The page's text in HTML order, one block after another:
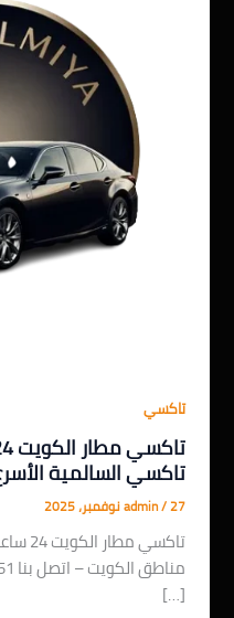
تاكسي
تاكسي السالمية
admin/27 نوفمبر، 2025
[…]